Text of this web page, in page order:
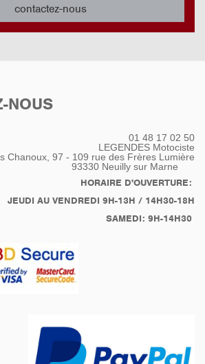
contactez-nous
NOUS
01 48 17 02 50
LEGENDES Motociste
Chanoux, 97 - 109 rue des Frères Lumière
93330 Neuilly sur Marne
HORAIRE D'OUVERTURE:
JEUDI AU VENDREDI 9H-13H / 14H30-18H
SAMEDI: 9H-14H30